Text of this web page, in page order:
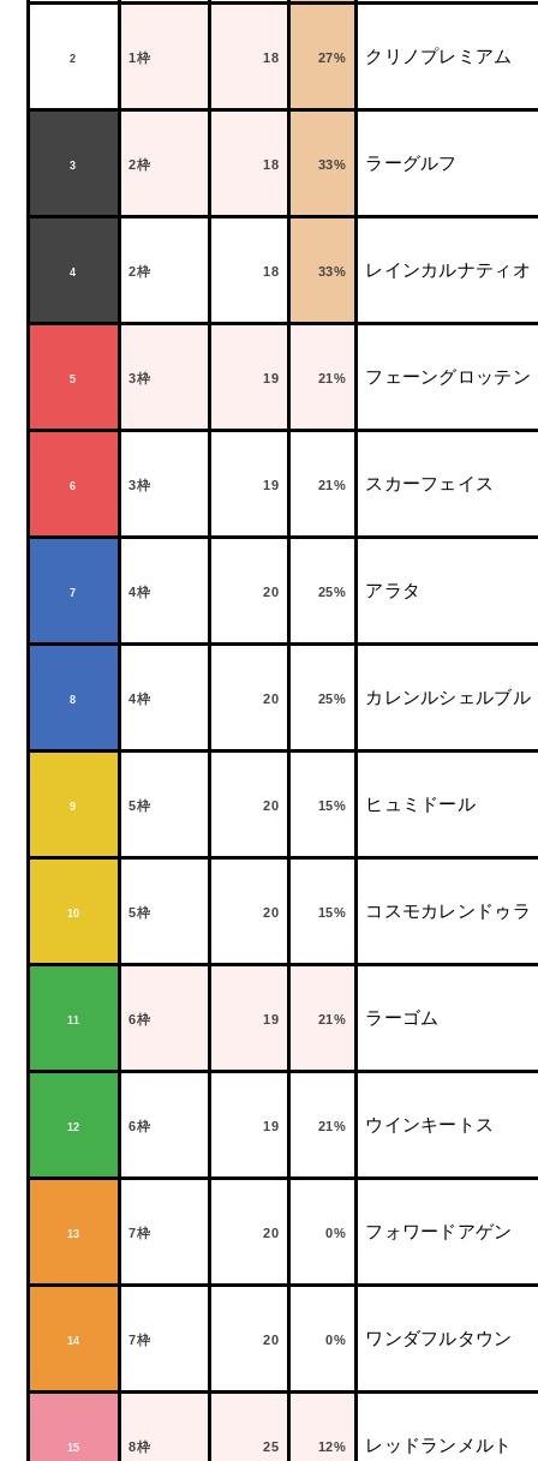
2 1枠 18 27% クリノプレミアム
3 2枠 18 33% ラーグルフ
4 2枠 18 33% レインカルナティオ
5 3枠 19 21% フェーングロッテン
6 3枠 19 21% スカーフェイス
7 4枠 20 25% アラタ
8 4枠 20 25% カレンルシェルブル
9 5枠 20 15% ヒュミドール
10 5枠 20 15% コスモカレンドゥラ
11 6枠 19 21% ラーゴム
12 6枠 19 21% ウインキートス
13 7枠 20 0% フォワードアゲン
14 7枠 20 0% ワンダフルタウン
15 8枠 25 12% レッドランメルト